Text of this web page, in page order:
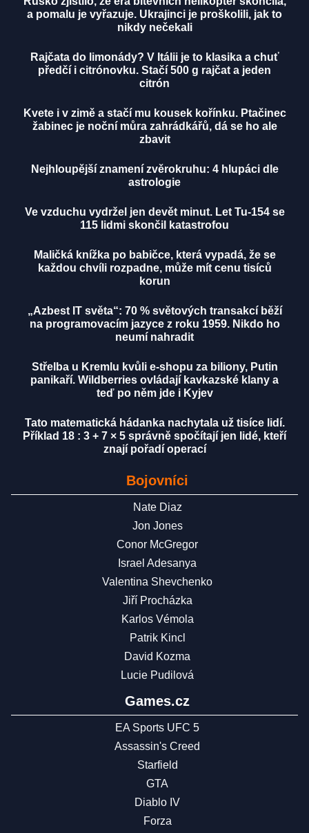
a pomalu je vyřazuje. Ukrajinci je proškolili, jak to
nikdy nečekali
Rajčata do limonády? V Itálii je to klasika a chuť
předčí i citrónovku. Stačí 500 g rajčat a jeden
citrón
Kvete i v zimě a stačí mu kousek kořínku. Ptačinec
žabinec je noční můra zahrádkářů, dá se ho ale
zbavit
Nejhloupější znamení zvěrokruhu: 4 hlupáci dle
astrologie
Ve vzduchu vydržel jen devět minut. Let Tu-154 se
115 lidmi skončil katastrofou
Maličká knížka po babičce, která vypadá, že se
každou chvíli rozpadne, může mít cenu tisíců
korun
„Azbest IT světa“: 70 % světových transakcí běží
na programovacím jazyce z roku 1959. Nikdo ho
neumí nahradit
Střelba u Kremlu kvůli e-shopu za biliony, Putin
panikaří. Wildberries ovládají kavkazské klany a
teď po něm jde i Kyjev
Tato matematická hádanka nachytala už tisíce lidí.
Příklad 18 : 3 + 7 × 5 správně spočítají jen lidé, kteří
znají pořadí operací
Bojovníci
Nate Diaz
Jon Jones
Conor McGregor
Israel Adesanya
Valentina Shevchenko
Jiří Procházka
Karlos Vémola
Patrik Kincl
David Kozma
Lucie Pudilová
Games.cz
EA Sports UFC 5
Assassin's Creed
Starfield
GTA
Diablo IV
Forza